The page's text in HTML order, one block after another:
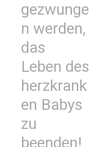
gezwunge
n werden,
das
Leben des
herzkrank
en Babys
zu
beenden!